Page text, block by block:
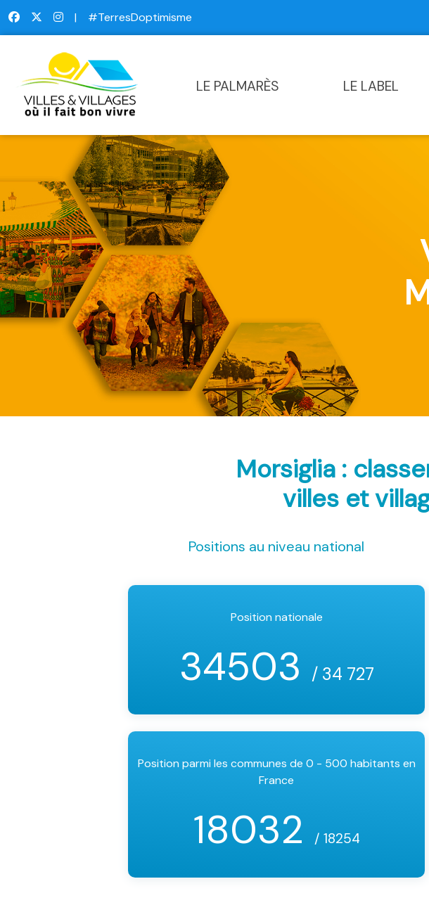
| #TerresDoptimisme
LE PALMARÈS LE LABEL
Morsiglia :
villes et
Positions au niveau national
Position nationale
34503 / 34 727
Position parmi les communes de 0 - 500 habitants en
France
18032 / 18254